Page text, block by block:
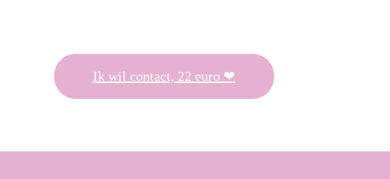
Ik wil contact, 22 euro ❤